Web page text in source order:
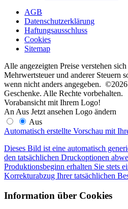
AGB
Datenschutzerklärung
Haftungsausschluss
Cookies
Sitemap
Alle angezeigten Preise verstehen
Mehrwertsteuer und anderer Steuern
wenn nicht anders angegeben.
Geschenke. Alle Rechte vorbehalten.
Vorabansicht mit Ihrem Logo!
An Aus Jetzt ansehen Logo ändern
Aus
Automatisch erstellte Vorschau mit
Dieses Bild ist eine automatisch
den tatsächlichen Druckoptionen
Produktionsbeginn erhalten Sie stets
Korrekturabzug Ihrer tatsächlichen
Information über Cookies